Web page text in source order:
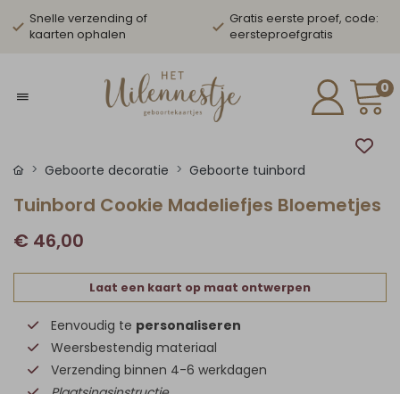
Snelle verzending of
kaarten ophalen
Gratis eerste proef, code:
eersteproefgratis
0
Geboorte decoratie Geboorte tuinbord
Tuinbord Cookie Madeliefjes Bloemetjes
€ 46,00
Laat een kaart op maat ontwerpen
Eenvoudig te personaliseren
Weersbestendig materiaal
Verzending binnen 4-6 werkdagen